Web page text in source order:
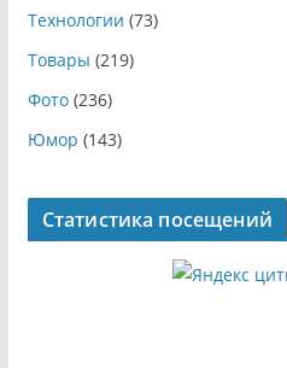
Технологии (73)
Товары (219)
Фото(236)
Юмор (143)
Статистика посещений